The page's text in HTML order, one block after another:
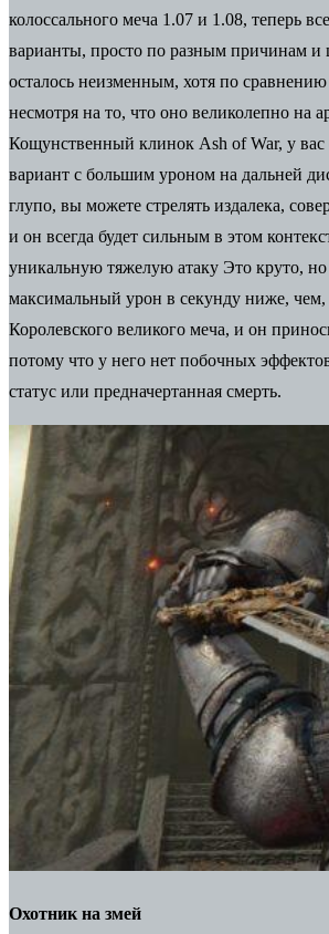
колоссального меча 1.07 и 1.08, теперь
варианты, просто по разным причинам и
осталось неизменным, хотя по
несмотря на то, что оно великолепно на
Кощунственный клинок Ash of War, у вас
вариант с большим уроном на дальней
глупо, вы можете стрелять издалека,
и он всегда будет сильным в этом
уникальную тяжелую атаку Это круто,
максимальный урон в секунду ниже,
Королевского великого меча, и он
потому что у него нет побочных
статус или предначертанная смерть.
Охотник на змей